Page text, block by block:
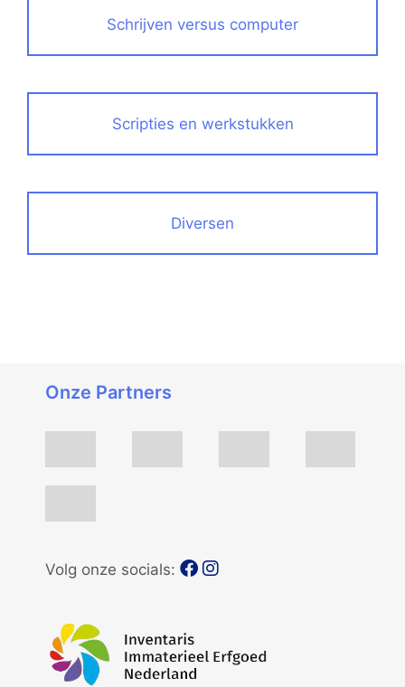
Schrijven versus computer
Scripties en werkstukken
Diversen
Onze Partners
Volg onze socials: